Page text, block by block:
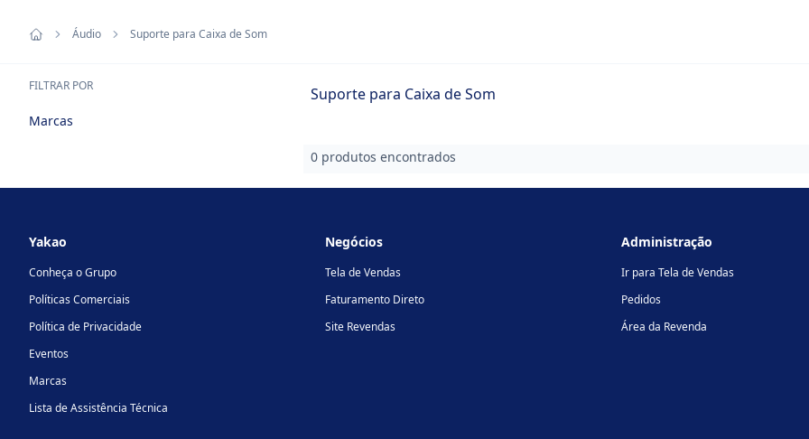
Áudio Suporte para Caixa de Som
FILTRAR POR Suporte para Caixa de Som
Marcas
0 produtos encontrados
Yakao
Conheça o Grupo
Políticas Comerciais
Política de Privacidade
Eventos
Marcas
Lista de Assistência Técnica
Negócios
Tela de Vendas
Faturamento Direto
Site Revendas
Administração
Ir para Tela de Vendas
Pedidos
Área da Revenda